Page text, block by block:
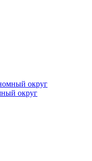
округ
округ